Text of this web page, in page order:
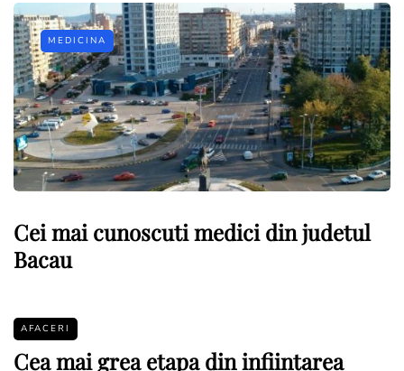
MEDICINA
Cei mai cunoscuti medici din judetul
Bacau
AFACERI
Cea mai grea etapa din infiintarea